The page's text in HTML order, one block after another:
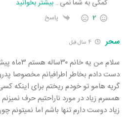
کمکی به شما نمی… بیشتر بخوانید
2 پاسخ
سحر
دست دادم بخاطر اطرافیانم مخصوصا
گریه هامو تو خودم ریختم برای اینکه
همسرم زیاد در مورد ناراحتیم حرف
زیاد دوست دارم تنها باشم اما نمیتونم چون یه